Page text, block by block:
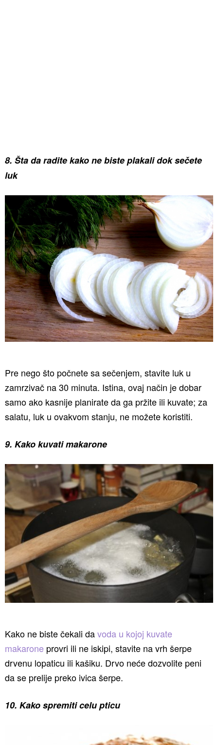
8. Šta da radite kako ne biste plakali dok sečete
luk
Pre nego što počnete sa sečenjem, stavite luk u
zamrzivač na 30 minuta. Istina, ovaj način je dobar
samo ako kasnije planirate da ga pržite ili kuvate; za
salatu, luk u ovakvom stanju, ne možete koristiti.
9. Kako kuvati makarone
Kako ne biste čekali davoda u kojoj kuvate
makarone provri ili ne iskipi, stavite na vrh šerpe
drvenu lopaticu ili kašiku. Drvo neće dozvolite peni
da se prelije preko ivica šerpe.
10. Kako spremiti celu pticu